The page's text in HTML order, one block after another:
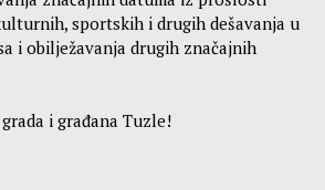
sportskih i drugih dešavanja u
i obilježavanja drugih značajnih
i građana Tuzle!